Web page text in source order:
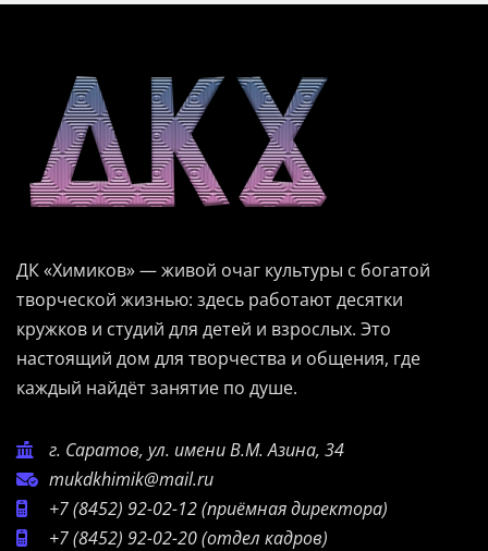
ДК «Химиков» — живой очаг культуры с богатой
творческой жизнью: здесь работают десятки
кружков и студий для детей и взрослых. Это
настоящий дом для творчества и общения, где
каждый найдёт занятие по душе.
г. Саратов, ул. имени В.М. Азина, 34
mukdkhimik@mail.ru
+7 (8452) 92-02-12(приёмная директора)
+7 (8452) 92-02-20(отдел кадров)